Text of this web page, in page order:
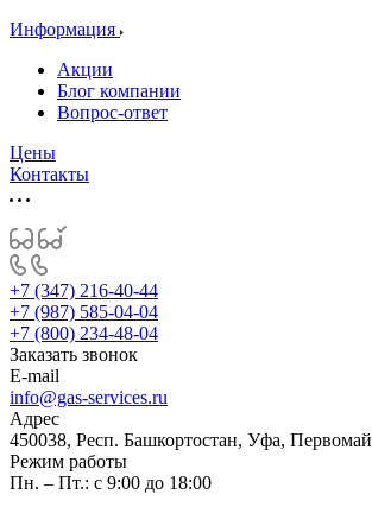
Информация
Акции
Блог компании
Вопрос-ответ
Цены
Контакты
+7 (347) 216-40-44
+7 (987) 585-04-04
+7 (800) 234-48-04
Заказать звонок
E-mail
info@gas-services.ru
Адрес
450038, Респ. Башкортостан, Уфа,
Режим работы
Пн. – Пт.: с 9:00 до 18:00